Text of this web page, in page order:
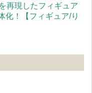
再現したフィギュア
化！【フィギュア/り